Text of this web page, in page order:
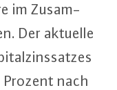
im Zu­sam­
Der aktuelle
nach